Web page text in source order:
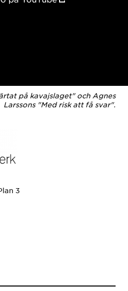
på kavajslaget" och Agnes
Larssons "Med risk att få svar".
3